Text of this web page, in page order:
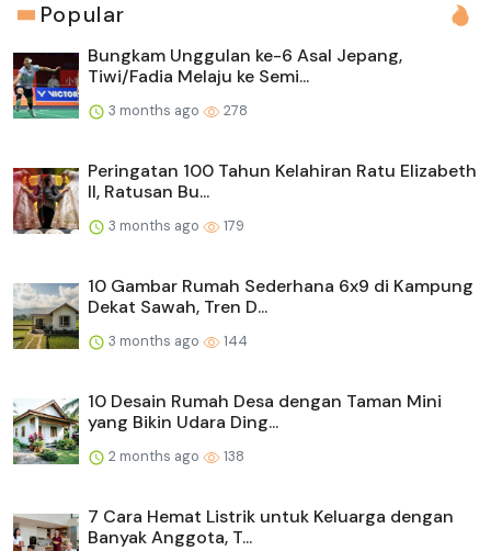
Popular
Bungkam Unggulan ke-6 Asal Jepang,
Tiwi/Fadia Melaju ke Semi...
3 months ago 278
Peringatan 100 Tahun Kelahiran Ratu Elizabeth
II, Ratusan Bu...
3 months ago 179
10 Gambar Rumah Sederhana 6x9 di Kampung
Dekat Sawah, Tren D...
3 months ago 144
10 Desain Rumah Desa dengan Taman Mini
yang Bikin Udara Ding...
2 months ago 138
7 Cara Hemat Listrik untuk Keluarga dengan
Banyak Anggota, T...